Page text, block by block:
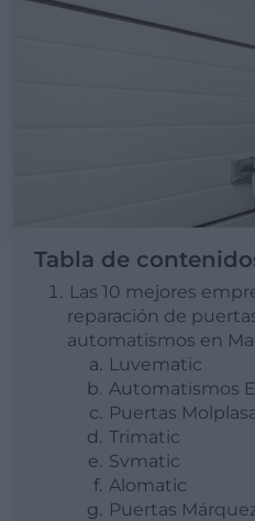
Tabla de
Las 10 mejores
reparación de
automatismos en
Luvematic
Automatismos
Puertas
Trimatic
Svmatic
Alomatic
Puertas